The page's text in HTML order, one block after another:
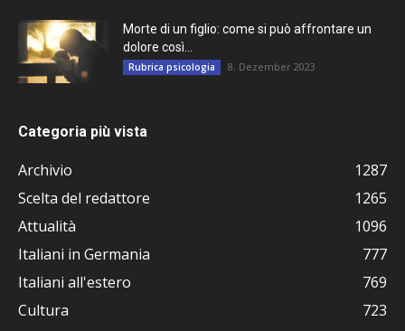
Morte di un figlio: come si può affrontare un
dolore così...
Rubrica psicologia 8. Dezember 2023
Categoria più vista
Archivio
1287
Scelta del redattore
1265
Attualità
1096
Italiani in Germania
777
Italiani all'estero
769
Cultura
723